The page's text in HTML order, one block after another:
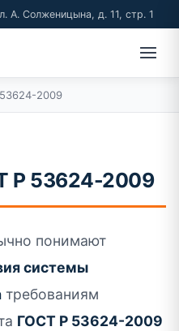
А. Солженицына, д. 11, стр. 1
2009
Р 53624-2009
понимают
системы
требованиям
ГОСТ Р 53624-2009